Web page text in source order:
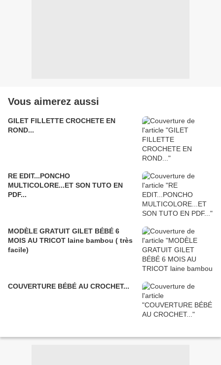
Vous aimerez aussi
GILET FILLETTE CROCHETE EN
ROND...
RE EDIT...PONCHO
MULTICOLORE...ET SON TUTO EN
PDF...
MODÈLE GRATUIT GILET BÉBÉ 6
MOIS AU TRICOT laine bambou ( très
facile)
COUVERTURE BÉBÉ AU CROCHET...